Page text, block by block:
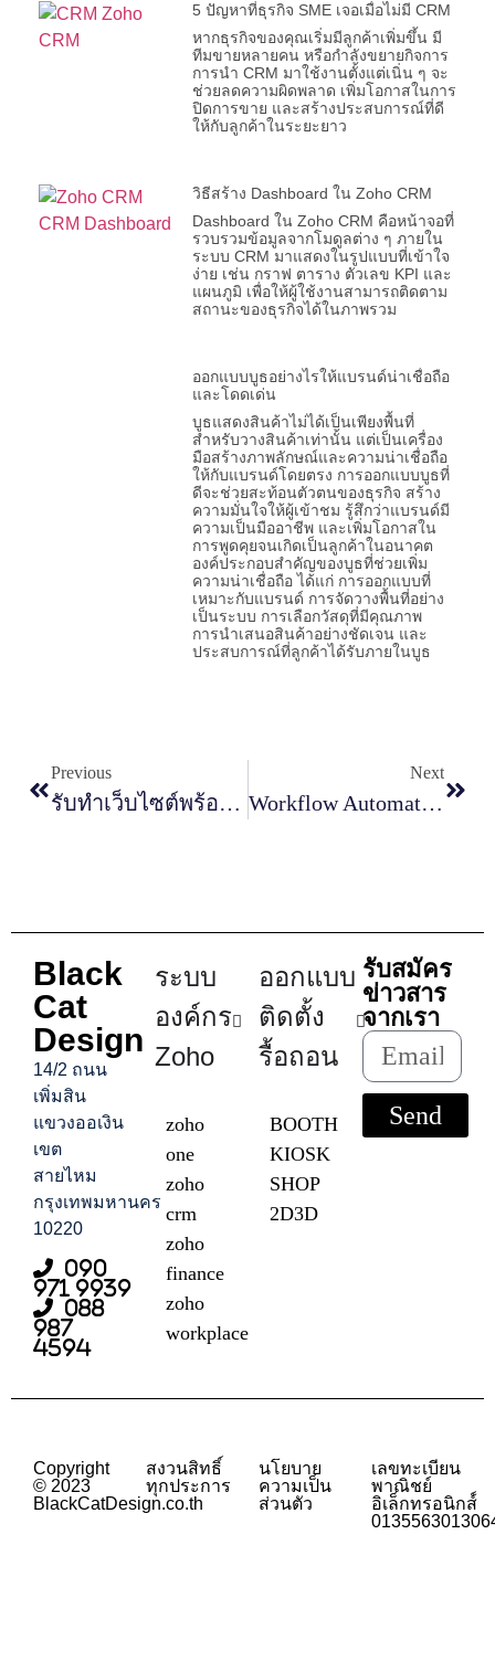
5 ปัญหาที่ธุรกิจ SME เจอเมื่อไม่มี CRM
หากธุรกิจของคุณเริ่มมีลูกค้าเพิ่มขึ้น มี
ทีมขายหลายคน หรือกำลังขยายกิจการ
การนำ CRM มาใช้งานตั้งแต่เนิ่น ๆ จะ
ช่วยลดความผิดพลาด เพิ่มโอกาสในการ
ปิดการขาย และสร้างประสบการณ์ที่ดี
ให้กับลูกค้าในระยะยาว
วิธีสร้าง Dashboard ใน Zoho CRM
Dashboard ใน Zoho CRM คือหน้าจอที่
รวบรวมข้อมูลจากโมดูลต่าง ๆ ภายใน
ระบบ CRM มาแสดงในรูปแบบที่เข้าใจ
ง่าย เช่น กราฟ ตาราง ตัวเลข KPI และ
แผนภูมิ เพื่อให้ผู้ใช้งานสามารถติดตาม
สถานะของธุรกิจได้ในภาพรวม
ออกแบบบูธอย่างไรให้แบรนด์น่าเชื่อถือ
และโดดเด่น
บูธแสดงสินค้าไม่ได้เป็นเพียงพื้นที่
สำหรับวางสินค้าเท่านั้น แต่เป็นเครื่อง
มือสร้างภาพลักษณ์และความน่าเชื่อถือ
ให้กับแบรนด์โดยตรง การออกแบบบูธที่
ดีจะช่วยสะท้อนตัวตนของธุรกิจ สร้าง
ความมั่นใจให้ผู้เข้าชม รู้สึกว่าแบรนด์มี
ความเป็นมืออาชีพ และเพิ่มโอกาสใน
การพูดคุยจนเกิดเป็นลูกค้าในอนาคต
องค์ประกอบสำคัญของบูธที่ช่วยเพิ่ม
ความน่าเชื่อถือ ได้แก่ การออกแบบที่
เหมาะกับแบรนด์ การจัดวางพื้นที่อย่าง
เป็นระบบ การเลือกวัสดุที่มีคุณภาพ
การนำเสนอสินค้าอย่างชัดเจน และ
ประสบการณ์ที่ลูกค้าได้รับภายในบูธ
Previous
รับทำเว็บไซต์พร้อมระบบหลังบ้าน สำคัญกับธุรกิจอย่างไร
Next
Workflow Automation ใน Zoho CRM ช่วยลดงานซ้ำยังไง
Black
Cat
Design
14/2 ถนน
เพิ่มสิน
แขวงออเงิน
เขต
สายไหม
กรุงเทพมหานคร
10220
090
971 9939
088
987
4594
ระบบ
องค์กร
Zoho
zoho
one
zoho
crm
zoho
finance
zoho
workplace
ออกแบบ
ติดตั้ง
รื้อถอน
BOOTH
KIOSK
SHOP
2D3D
รับสมัคร
ข่าวสาร
จากเรา
Send
Copyright
© 2023
BlackCatDesign.co.th
สงวนสิทธิ์
ทุกประการ
นโยบาย
ความเป็น
ส่วนตัว
เลขทะเบียน
พาณิชย์
อิเล็กทรอนิกส์์